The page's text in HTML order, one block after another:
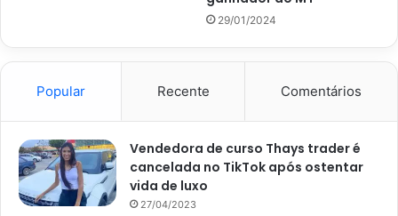
apostador pode escolher o mínimo de sete e o máximo de
mais caro o jogo fica, embora aumentem as chances de
ganhar.
Para ganhar o prêmio principal, tem que acertar sete
números. Todavia, se também conseguir fazer de quatro a
29/01/2024
Popular Recente Comentários
Vendedora de curso Thays trader é
cancelada no TikTok após ostentar
vida de luxo
27/04/2023